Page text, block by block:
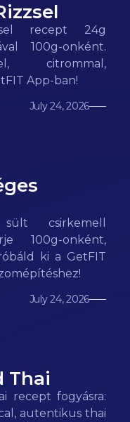
recept 24g
100g-onként.
citrommal,
App-ban!
July 24, 2026
csirkemell
100g-onként,
ki a GetFIT
July 24, 2026
Thai
recept fogyásra:
autentikus thai